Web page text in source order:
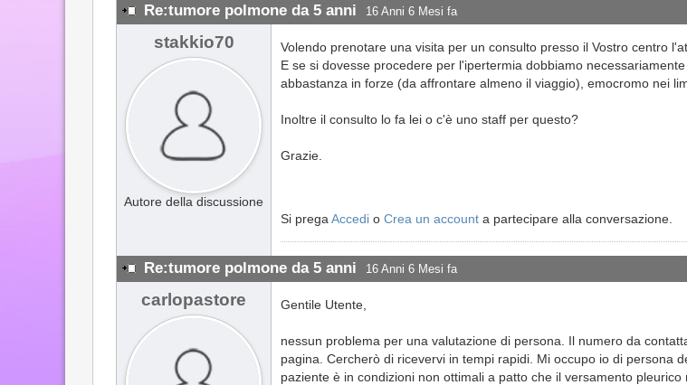
Re:tumore polmone da 5 anni 16 Anni 6 Mesi fa
stakkio70
Autore della discussione
Volendo prenotare una visita per un consulto presso il Vostro centro
E se si dovesse procedere per l'ipertermia dobbiamo
abbastanza in forze (da affrontare almeno il viaggio), emocromo nei
Inoltre il consulto lo fa lei o c'è uno staff per questo?
Grazie.
Si prega Accedi o Crea un account a partecipare alla conversazione.
Re:tumore polmone da 5 anni 16 Anni 6 Mesi fa
carlopastore Gentile Utente,
nessun problema per una valutazione di persona. Il numero da
pagina. Cercherò di ricevervi in tempi rapidi. Mi occupo io di persona
paziente è in condizioni non ottimali a patto che il versamento pleurico